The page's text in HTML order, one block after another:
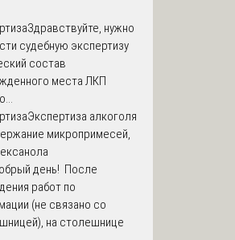
Здравствуйте, нужно
судебную экспертизу
состав
места ЛКП
Экспертиза алкоголя
микропримесей,
день! После
работ по
(не связано со
на столешнице